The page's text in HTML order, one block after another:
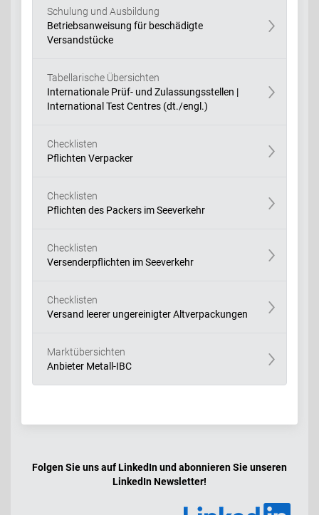
Schulung und Ausbildung
Betriebsanweisung für beschädigte
Versandstücke
Tabellarische Übersichten
Internationale Prüf- und Zulassungsstellen |
International Test Centres (dt./engl.)
Checklisten
Pflichten Verpacker
Checklisten
Pflichten des Packers im Seeverkehr
Checklisten
Versenderpflichten im Seeverkehr
Checklisten
Versand leerer ungereinigter Altverpackungen
Marktübersichten
Anbieter Metall-IBC
Folgen Sie uns auf LinkedIn und abonnieren Sie unseren
LinkedIn Newsletter!